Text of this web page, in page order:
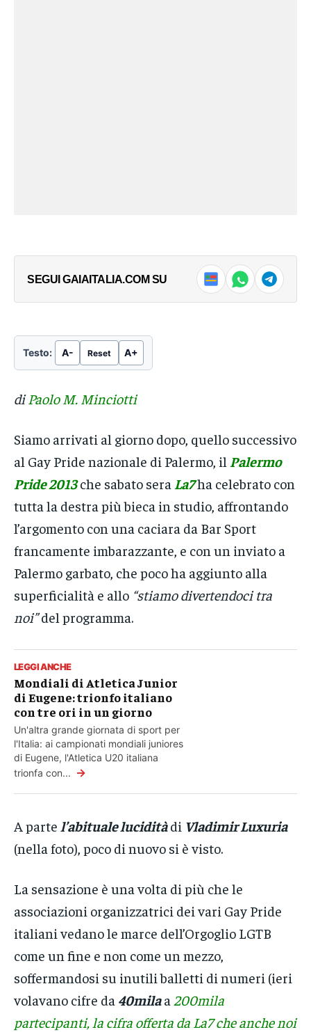
SEGUI GAIAITALIA.COM SU
Testo: A- Reset A+
di Paolo M. Minciotti
Siamo arrivati al giorno dopo, quello successivo
al Gay Pride nazionale di Palermo, il Palermo
Pride 2013che sabato sera La7ha celebrato con
tutta la destra più bieca in studio, affrontando
l’argomento con una caciara da Bar Sport
francamente imbarazzante, e con un inviato a
Palermo garbato, che poco ha aggiunto alla
superficialità e allo “stiamo divertendoci tra
noi”del programma.
LEGGI ANCHE
Mondiali di Atletica Junior
di Eugene: trionfo italiano
con tre ori in un giorno
Un'altra grande giornata di sport per
l'Italia: ai campionati mondiali juniores
di Eugene, l'Atletica U20 italiana
trionfa con... →
A parte l’abituale luciditàdi Vladimir Luxuria
(nella foto), poco di nuovo si è visto.
La sensazione è una volta di più che le
associazioni organizzatrici dei vari Gay Pride
italiani vedano le marce dell’Orgoglio LGTB
come un fine e non come un mezzo,
soffermandosi su inutili balletti di numeri (ieri
volavano cifre da 40milaa 200mila
partecipanti, la cifra offerta da La7 che anche noi